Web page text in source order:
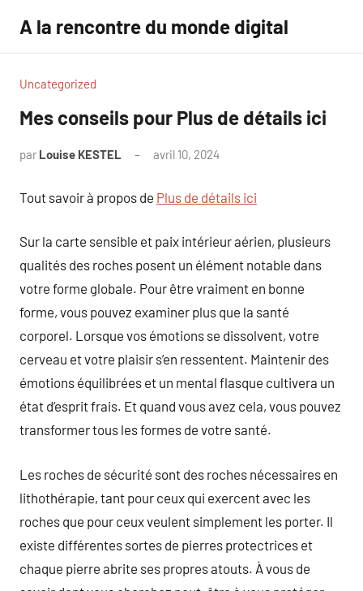
contenu
A la rencontre du monde digital
Uncategorized
Mes conseils pour Plus de détails ici
par Louise KESTEL avril 10, 2024
Tout savoir à propos de Plus de détails ici
Sur la carte sensible et paix intérieur aérien, plusieurs
qualités des roches posent un élément notable dans
votre forme globale. Pour être vraiment en bonne
forme, vous pouvez examiner plus que la santé
corporel. Lorsque vos émotions se dissolvent, votre
cerveau et votre plaisir s’en ressentent. Maintenir des
émotions équilibrées et un mental flasque cultivera un
état d’esprit frais. Et quand vous avez cela, vous pouvez
transformer tous les formes de votre santé.
Les roches de sécurité sont des roches nécessaires en
lithothérapie, tant pour ceux qui exercent avec les
roches que pour ceux veulent simplement les porter. Il
existe différentes sortes de pierres protectrices et
chaque pierre abrite ses propres atouts. À vous de